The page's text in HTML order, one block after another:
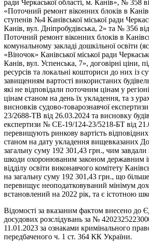
ради Черкаської області, м. Канів», № 358
«Поточний ремонт віконних блоків в
ступенів №4 Канівської міської ради
Канів, вул. Дніпробудівська, 2» та № 356
Поточний ремонт віконних блоків в
комунальному закладі дошкільної освіти
«Віночок» Канівської міської ради
Канів, вул. Успенська, 7», договірні ціни,
ресурсів та локальні кошториси до них із
завищенням вартості використаних
які не відповідали поточним цінам у
цінам станом на день їх укладення, та з
висновків судово-товарознавчої
23/2688-ТВ від 26.03.2024 та висновку
експертизи № СЕ-19/124-23/5218-БТ від
перевищують ринкову вартість
станом на дату укладення вищевказаних
загальну суму 192 301,43 грн., чим завдали
шкоди охоронюваним законом державним
відділу освіти виконавчого комітету
на загальну суму 192 301,43 грн., що
перевищує неоподатковуваний мінімум
встановлений на 2022 рік, та є істотною
Відомості за вказаним фактом внесено до
досудових розслідувань за №
11.01.2023 за ознаками кримінального
передбаченого ч. 1 ст. 364 КК України.